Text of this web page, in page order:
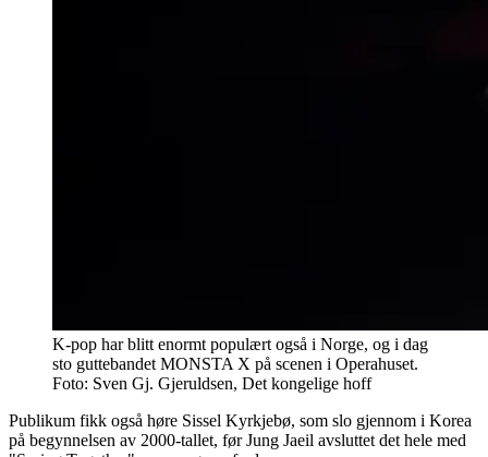
K-pop har blitt enormt populært også i Norge, og i dag
sto guttebandet MONSTA X på scenen i Operahuset.
Foto: Sven Gj. Gjeruldsen, Det kongelige hoff
Publikum fikk også høre Sissel Kyrkjebø, som slo gjennom i Korea
på begynnelsen av 2000-tallet, før Jung Jaeil avsluttet det hele med